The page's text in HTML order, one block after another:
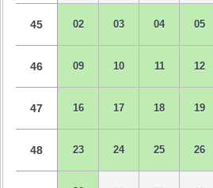
45 02 03 04 05
46 09 10 11 12
47 16 17 18 19
48 23 24 25 26